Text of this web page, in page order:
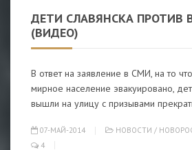
ДЕТИ СЛАВЯНСКА ПРОТИВ
(ВИДЕО)
В ответ на заявление в СМИ, на то
мирное население эвакуировано,
вышли на улицу c призывами
07-МАЙ-2014 НОВОСТИ /
4